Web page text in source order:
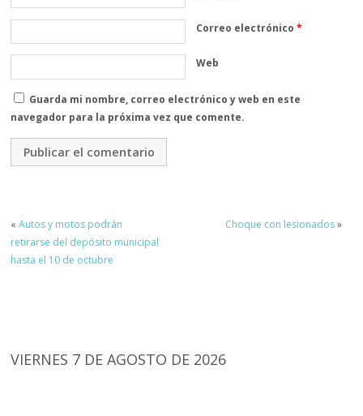
Correo electrónico*
Web
Guarda mi nombre, correo electrónico y web en este
navegador para la próxima vez que comente.
«Autos y motos podrán
retirarse del depósito municipal
hasta el 10 de octubre
Choque con lesionados»
VIERNES 7 DE AGOSTO DE 2026